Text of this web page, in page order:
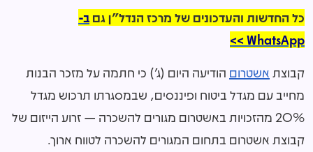
כל החדשות והעדכונים של מרכז הנדל"ן גם ב-
WhatsApp >>
קבוצת אשטרום הודיעה היום (ג') כי חתמה על מזכר הבנות
מחייב עם מגדל ביטוח ופיננסים, שבמסגרתו תרכוש מגדל
20% מהזכויות באשטרום מגורים להשכרה — זרוע הייזום של
קבוצת אשטרום בתחום המגורים להשכרה לטווח ארוך.